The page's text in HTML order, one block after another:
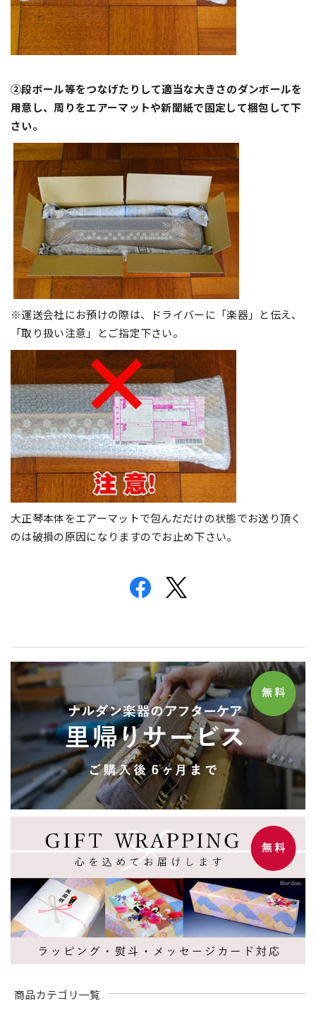
商品カテゴリ一覧
②段ボール等をつなげた りして適当な大きさのダンボールを
用意し、周りをエアーマットや新聞紙で固定して梱包して下
さい。
※運送会社にお預けの際は、ドライバーに「楽器」と伝え、
「取り扱い注意」とご指定下さい。
大正琴本体をエアーマットで包んだだけの状態でお送り頂く
のは破損の原因になりますのでお止め下さい。